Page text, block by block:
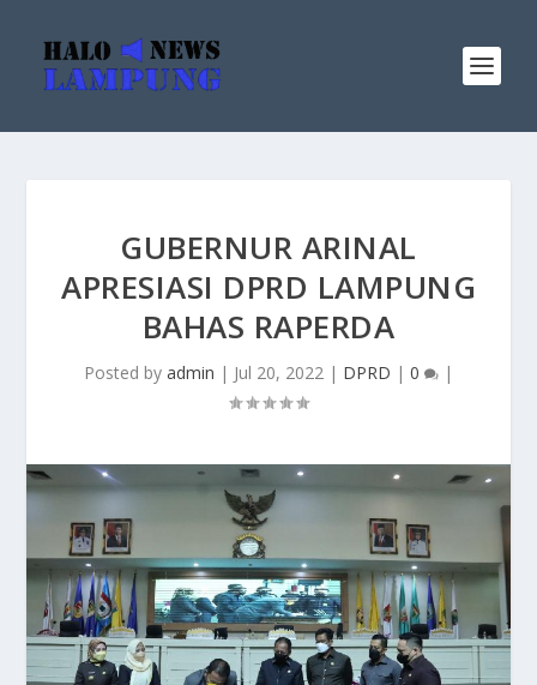
GUBERNUR ARINAL
APRESIASI DPRD LAMPUNG
BAHAS RAPERDA
Posted by admin | Jul 20, 2022 | DPRD | 0 |